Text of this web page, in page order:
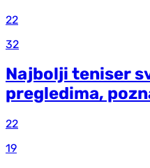
22
32
Najbolji teniser
pregledima,
22
19